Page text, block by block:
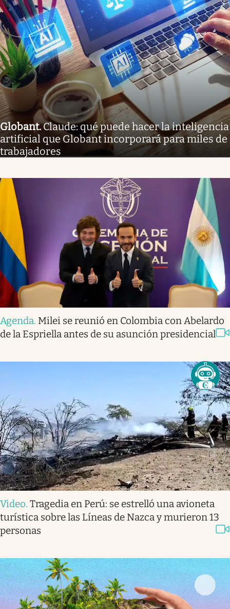
Globant.Claude: qué puede hacer la inteligencia
artificial que Globant incorporará para miles de
trabajadores
Agenda. Milei se reunió en Colombia con Abelardo
de la Espriella antes de su asunción presidencial
Video. Tragedia en Perú: se estrelló una avioneta
turística sobre las Líneas de Nazca y murieron 13
personas